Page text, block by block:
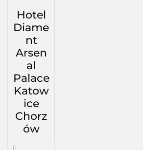
Hotel
Diame
nt
Arsen
al
Palace
Katow
ice
Chorz
ów